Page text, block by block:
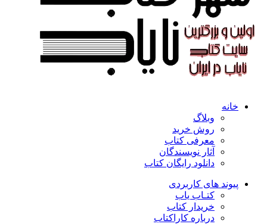
خانه
وبلاگ
روش خرید
معرفی کتاب
آثار نویسندگان
دانلود رایگان کتاب
پیوند های کاربردی
کتـاب یاب
خریدار کتاب
درباره کاراکتاب